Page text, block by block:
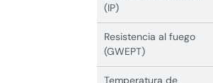
(IP)
Resistencia al fuego
(GWEPT)
Temperatura de